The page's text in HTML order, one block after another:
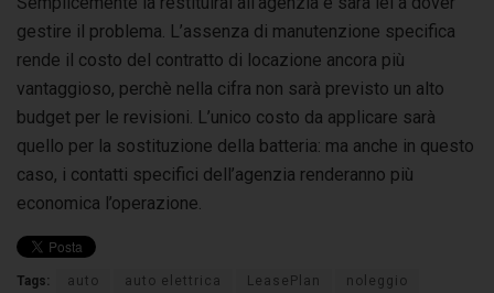
gestire il problema. L’assenza di manutenzione specifica
rende il costo del contratto di locazione ancora più
vantaggioso, perchè nella cifra non sarà previsto un alto
budget per le revisioni. L’unico costo da applicare sarà
quello per la sostituzione della batteria: ma anche in questo
caso, i contatti specifici dell’agenzia renderanno più
economica l’operazione.
Tags: auto auto elettrica LeasePlan noleggio